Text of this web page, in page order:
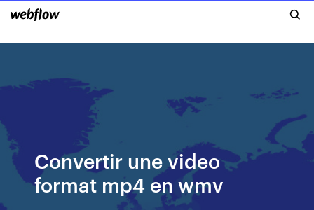
Convertir une video
format mp4 en wmv